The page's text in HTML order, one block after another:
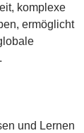
komplexe
ermöglicht
und Lernen